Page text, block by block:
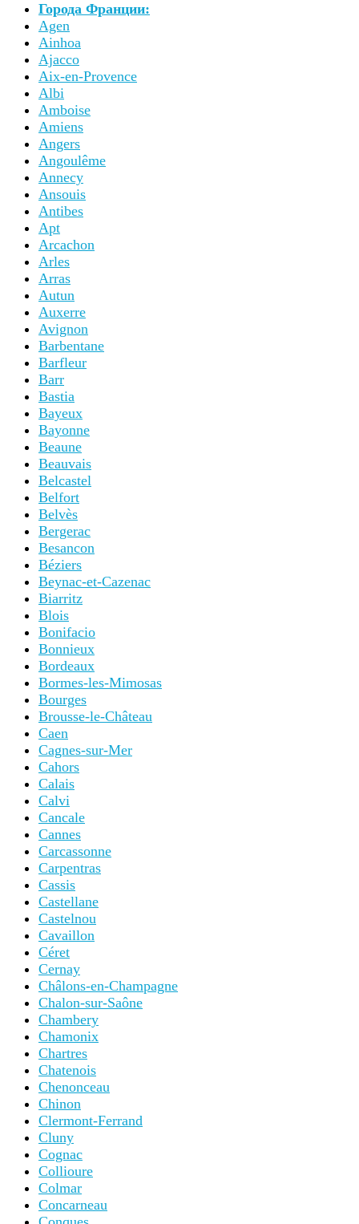
Города Франции:
Agen
Ainhoa
Ajacco
Aix-en-Provence
Albi
Amboise
Amiens
Angers
Angoulême
Annecy
Ansouis
Antibes
Apt
Arcachon
Arles
Arras
Autun
Auxerre
Avignon
Barbentane
Barfleur
Barr
Bastia
Bayeux
Bayonne
Beaune
Beauvais
Belcastel
Belfort
Belvès
Bergerac
Besancon
Béziers
Beynac-et-Cazenac
Biarritz
Blois
Bonifacio
Bonnieux
Bordeaux
Bormes-les-Mimosas
Bourges
Brousse-le-Château
Caen
Cagnes-sur-Mer
Cahors
Calais
Calvi
Cancale
Cannes
Carcassonne
Carpentras
Cassis
Castellane
Castelnou
Cavaillon
Céret
Cernay
Châlons-en-Champagne
Chalon-sur-Saône
Chambery
Chamonix
Chartres
Chatenois
Chenonceau
Chinon
Clermont-Ferrand
Cluny
Cognac
Collioure
Colmar
Concarneau